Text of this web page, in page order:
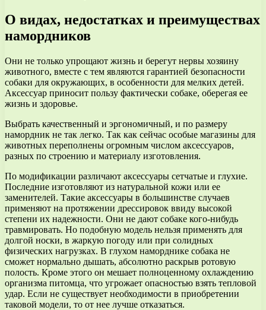
О видах, недостатках и преимуществах
намордников
Они не только упрощают жизнь и берегут нервы хозяину
животного, вместе с тем являются гарантией безопасности
собаки для окружающих, в особенности для мелких детей.
Аксессуар приносит пользу фактически собаке, оберегая ее
жизнь и здоровье.
Выбрать качественный и эргономичный, и по размеру
намордник не так легко. Так как сейчас особые магазины для
животных переполнены огромным числом аксессуаров,
разных по строению и материалу изготовления.
По модификации различают аксессуары сетчатые и глухие.
Последние изготовляют из натуральной кожи или ее
заменителей. Такие аксессуары в большинстве случаев
применяют на протяжении дрессировок ввиду высокой
степени их надежности. Они не дают собаке кого-нибудь
травмировать. Но подобную модель нельзя применять для
долгой носки, в жаркую погоду или при солидных
физических нагрузках. В глухом наморднике собака не
сможет нормально дышать, абсолютно раскрыв ротовую
полость. Кроме этого он мешает полноценному охлаждению
организма питомца, что угрожает опасностью взять тепловой
удар. Если не существует необходимости в приобретении
таковой модели, то от нее лучше отказаться.